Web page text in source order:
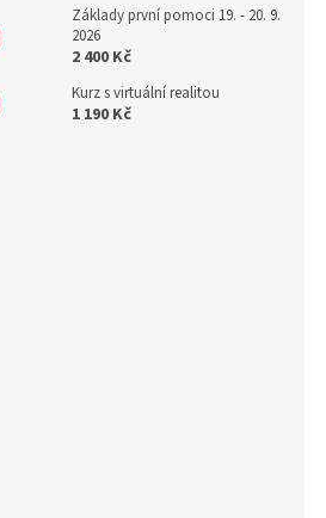
Základy první pomoci 19. - 20. 9.
2026
2 400 Kč
Kurz s virtuální realitou
1 190 Kč